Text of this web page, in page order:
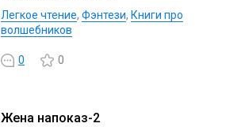
Легкое чтение, Фэнтези, Книги про
волшебников
0 0
Жена напоказ-2